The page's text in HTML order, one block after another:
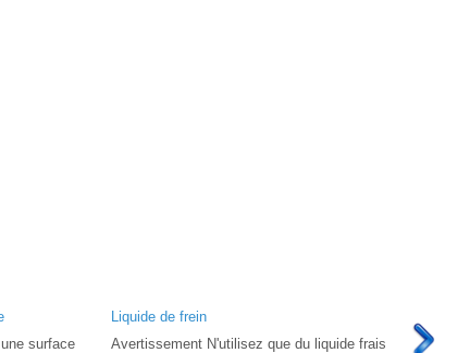
surface
Liquide de frein
Avertissement N'utilisez que du liquide frais